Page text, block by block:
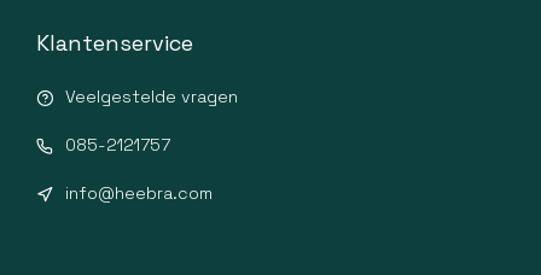
Klantenservice
Veelgestelde vragen
085-2121757
info@heebra.com